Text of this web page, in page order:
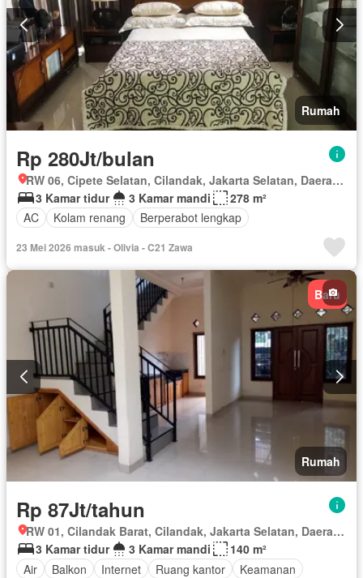
Rumah
Rp 280Jt/bulan
RW 06, Cipete Selatan, Cilandak, Jakarta Selatan, Daerah Khusus Ibukota Jakarta
3 Kamar tidur
3 Kamar mandi
278 m²
AC
Kolam renang Berperabot lengkap
23 Mei 2026 masuk - Olivia - C21 Zawa
Baru
Rumah
Rp 87Jt/tahun
RW 01, Cilandak Barat, Cilandak, Jakarta Selatan, Daerah Khusus Ibukota Jakarta
3 Kamar tidur
3 Kamar mandi
140 m²
Air
Balkon Internet Ruang kantor
Keamanan